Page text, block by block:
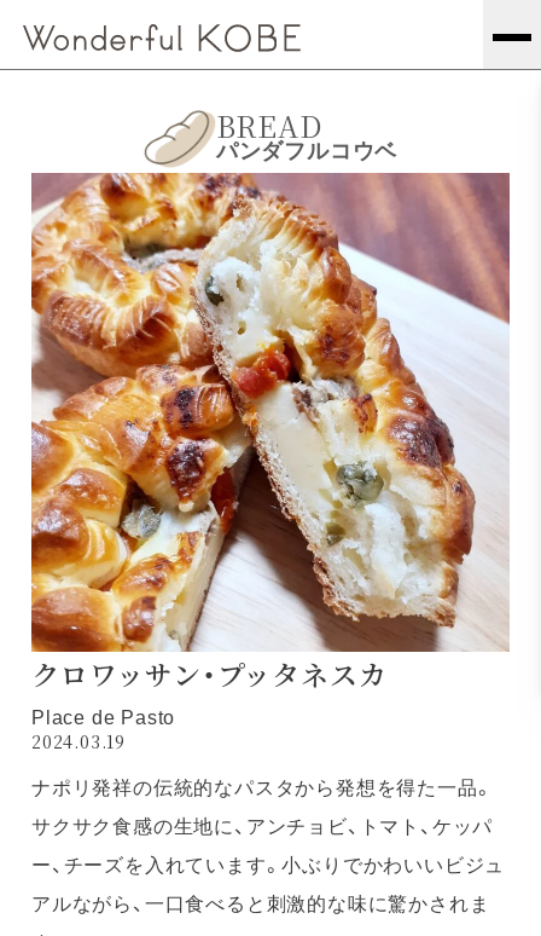
BREAD
パンダフルコウベ
クロワッサン・プッタネスカ
Place de Pasto
2024.03.19
ナポリ発祥の伝統的なパスタから発想を得た一品。
サクサク食感の生地に、アンチョビ、トマト、ケッパ
ー、チーズを入れています。小ぶりでかわいいビジュ
アルながら、一口食べると刺激的な味に驚かされま